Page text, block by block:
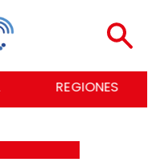
ECONOMÍA